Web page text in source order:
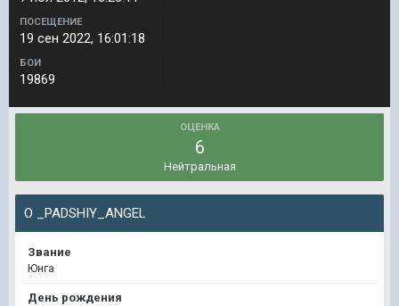
ПОСЕЩЕНИЕ
19 сен 2022, 16:01:18
БОИ
19869
ОЦЕНКА
6
Нейтральная
О _PADSHIY_ANGEL
Звание
Юнга
День рождения